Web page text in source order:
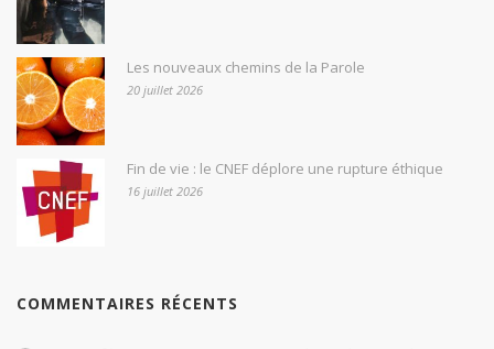
Les nouveaux chemins de la Parole
20 juillet 2026
Fin de vie : le CNEF déplore une rupture éthique
16 juillet 2026
COMMENTAIRES RÉCENTS